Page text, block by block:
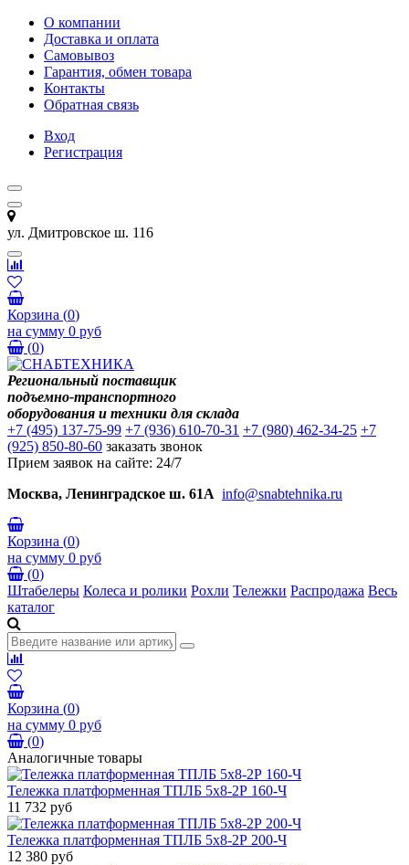
О компании
Доставка и оплата
Самовывоз
Гарантия, обмен товара
Контакты
Обратная связь
Вход
Регистрация
ул. Дмитровское ш. 116
Корзина (0)
на сумму 0 руб
(0)
Региональный поставщик
подъемно-транспортного
оборудования и техники для склада
+7 (495) 137-75-99 +7 (936) 610-70-31 +7 (980) 462-34-25 +7
(925) 850-80-60 заказать звонок
Прием заявок на сайте: 24/7
Москва, Ленинградское ш. 61А info@snabtehnika.ru
Корзина (0)
на сумму 0 руб
(0)
Штабелеры Колеса и ролики Рохли Тележки Распродажа Весь
каталог
Корзина (0)
на сумму 0 руб
(0)
Аналогичные товары
Тележка платформенная ТПЛБ 5х8-2Р 160-Ч
11 732 руб
Тележка платформенная ТПЛБ 5х8-2Р 200-Ч
12 380 руб